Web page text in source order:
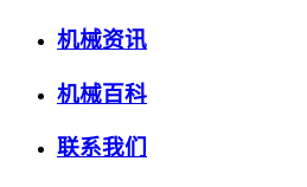
机械资讯
机械百科
联系我们